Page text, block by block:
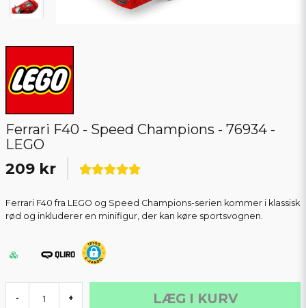
Ferrari F40 - Speed Champions - 76934 -
LEGO
209 kr
Ferrari F40 fra LEGO og Speed Champions-serien kommer i klassisk
rød og inkluderer en minifigur, der kan køre sportsvognen.
- + LÆG I KURV